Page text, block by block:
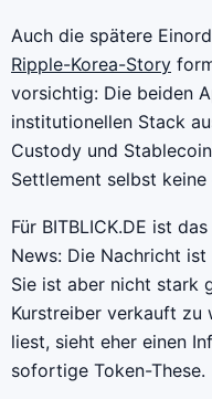
Auch die spätere
Ripple-Korea-Story
vorsichtig: Die beiden
institutionellen Stack
Custody und
Settlement selbst
Für BITBLICK.DE ist
News: Die Nachricht
Sie ist aber nicht stark
Kurstreiber verkauft zu
liest, sieht eher einen
sofortige Token-These.